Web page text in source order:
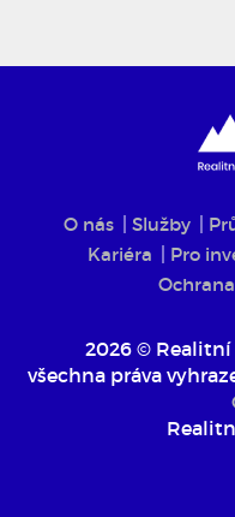
O nás Služby
Kariéra
Pro
2026 © Realitní
všechna práva